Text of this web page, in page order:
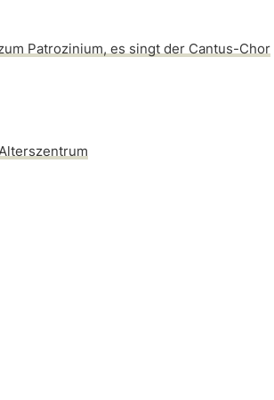
Patrozinium, es singt der Cantus-Chor